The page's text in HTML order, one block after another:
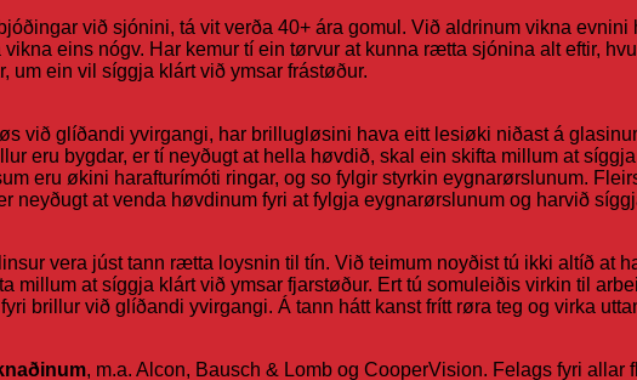
við sjónini, tá vit verða 40+ ára gomul. Við aldrinum vikna
eins nógv. Har kemur tí ein tørvur at kunna rætta sjónina alt eftir,
um ein vil síggja klárt við ymsar frástøður.
við glíðandi yvirgangi, har brillugløsini hava eitt lesiøki niðast á
eru bygdar, er tí neyðugt at hella høvdið, skal ein skifta millum at
eru økini harafturímóti ringar, og so fylgir styrkin eygnarørslunum.
neyðugt at venda høvdinum fyri at fylgja eygnarørslunum og harvið
vera júst tann rætta loysnin til tín. Við teimum noyðist tú ikki altíð at
millum at síggja klárt við ymsar fjarstøður. Ert tú somuleiðis virkin til
brillur við glíðandi yvirgangi. Á tann hátt kanst frítt røra teg og virka
, m.a. Alcon, Bausch & Lomb og CooperVision. Felags fyri